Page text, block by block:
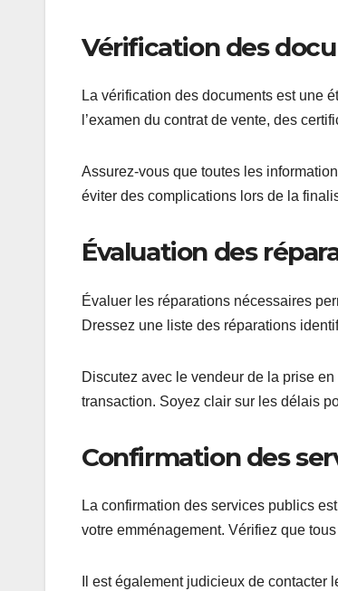
Vérification des
La vérification des documents est une
l’examen du contrat de vente, des
Assurez-vous que toutes les
éviter des complications lors de la
Évaluation des
Évaluer les réparations nécessaires
Dressez une liste des réparations
Discutez avec le vendeur de la prise
transaction. Soyez clair sur les délais
Confirmation des
La confirmation des services publics
votre emménagement. Vérifiez que
Il est également judicieux de